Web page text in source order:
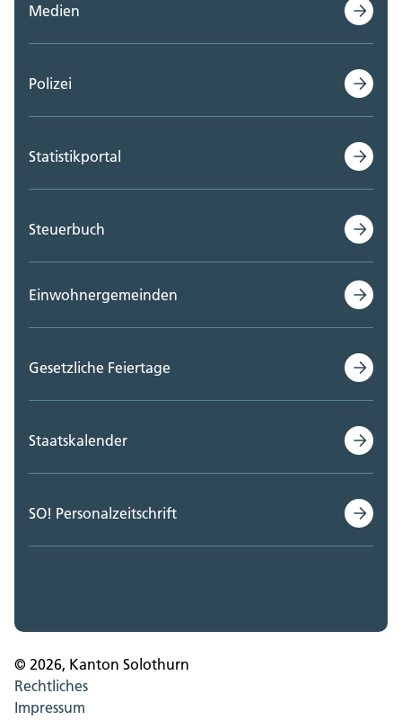
Medien
Polizei
Statistikportal
Steuerbuch
Einwohnergemeinden
Gesetzliche Feiertage
Staatskalender
SO! Personalzeitschrift
© 2026, Kanton Solothurn
Rechtliches
Impressum